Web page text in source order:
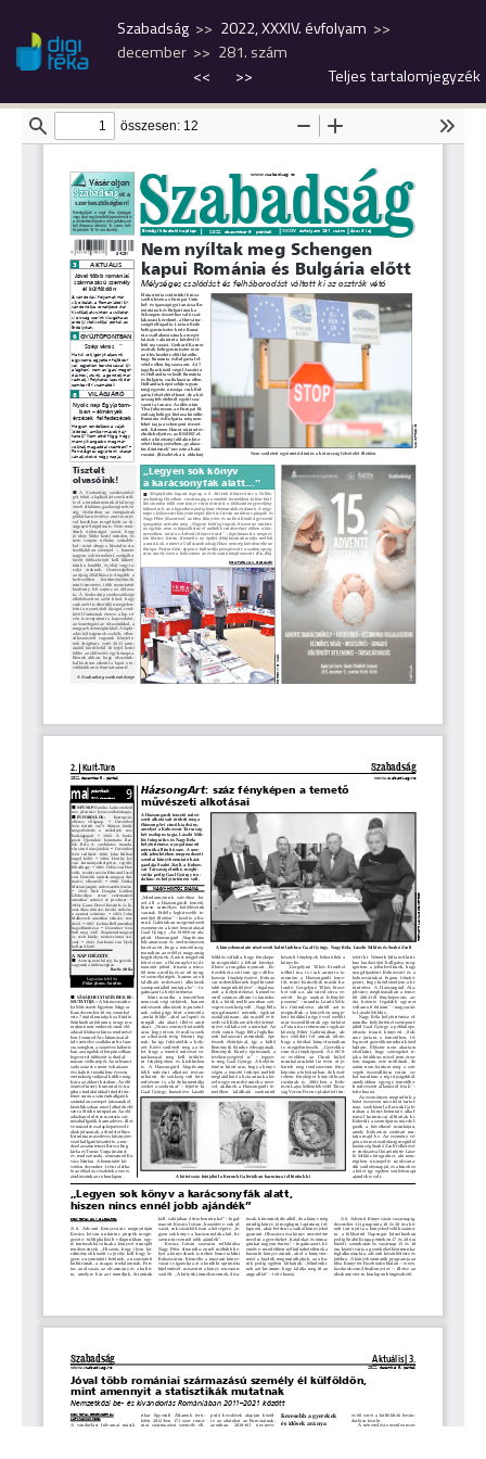
Szabadság
2022, XXXIV. évfolyam
december
281. szám
<<
>> Teljes tartalomjegyzék